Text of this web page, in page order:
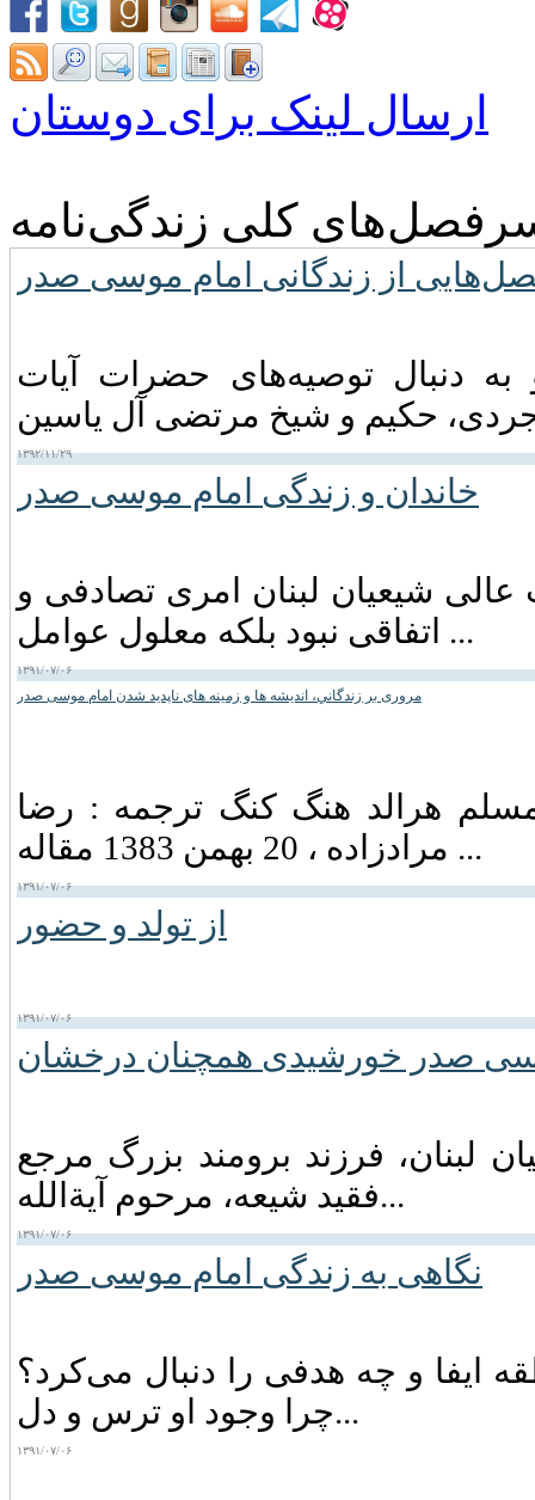
ارسال لینک برای دوستان
کلی زندگی‌نامه
از زندگانی امام موسی صدر
موسی صدر در اواخر سال ۱۳۳۸ و به دنبال توصیه‌های حضرات آیات
۱۳۹۲/۱۱/۲۹
خاندان و زندگی امام موسى صدر
شیعیان لبنان امری تصادفی و
اتفاقی نبود بلکه معلول عوامل ...
۱۳۹۱/۰۷/۰۶
مروری بر زندگاني، انديشه ها و زمينه های ناپديد شدن امام موسی صدر
هرالد هنگ كنگ ترجمه : رضا
مرادزاده ، 20 بهمن 1383 مقاله ...
۱۳۹۱/۰۷/۰۶
از تولد و حضور
۱۳۹۱/۰۷/۰۶
صدر خورشیدی همچنان درخشان
لبنان‏، فرزند برومند بزرگ مرجع
فقید شیعه‏، مرحوم آیةالله...
۱۳۹۱/۰۷/۰۶
نگاهی به زندگی امام موسی صدر
و چه‌ هدفی‌ را دنبال‌ می‌کرد؟
چرا وجود او ترس‌ و دل...
۱۳۹۱/۰۷/۰۶